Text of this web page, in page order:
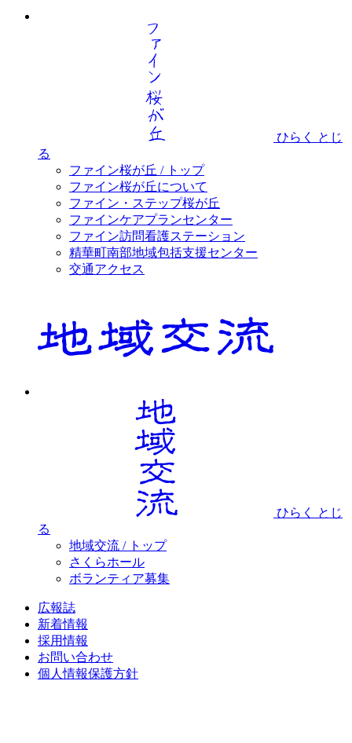
ひらく
とじ
る
ファイン桜が丘 / トップ
ファイン桜が丘について
ファイン・ステップ桜が丘
ファインケアプランセンター
ファイン訪問看護ステーション
精華町南部地域包括支援センター
交通アクセス
ひらく
とじ
る
地域交流 / トップ
さくらホール
ボランティア募集
広報誌
新着情報
採用情報
お問い合わせ
個人情報保護方針